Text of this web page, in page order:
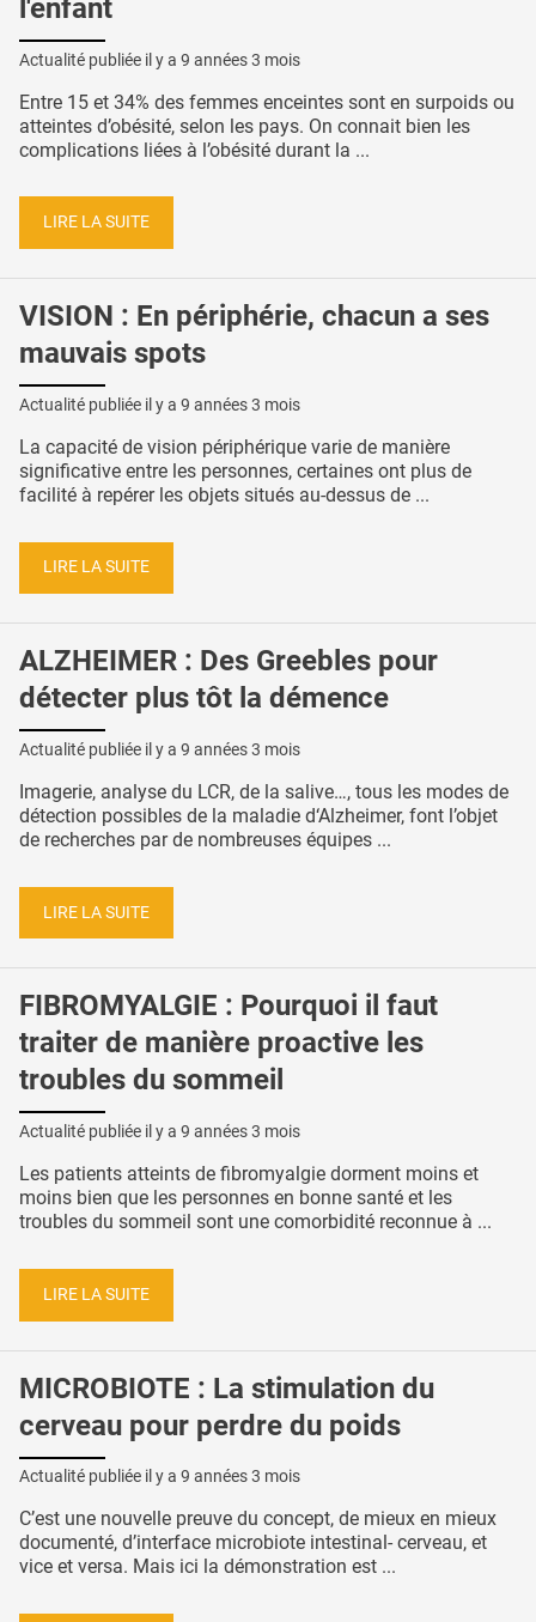
l'enfant
Actualité publiée il y a 9 années 3 mois
Entre 15 et 34% des femmes enceintes sont en surpoids ou
atteintes d’obésité, selon les pays. On connait bien les
complications liées à l’obésité durant la ...
LIRE LA SUITE
VISION : En périphérie, chacun a ses
mauvais spots
Actualité publiée il y a 9 années 3 mois
La capacité de vision périphérique varie de manière
significative entre les personnes, certaines ont plus de
facilité à repérer les objets situés au-dessus de ...
LIRE LA SUITE
ALZHEIMER : Des Greebles pour
détecter plus tôt la démence
Actualité publiée il y a 9 années 3 mois
Imagerie, analyse du LCR, de la salive…, tous les modes de
détection possibles de la maladie d‘Alzheimer, font l’objet
de recherches par de nombreuses équipes ...
LIRE LA SUITE
FIBROMYALGIE : Pourquoi il faut
traiter de manière proactive les
troubles du sommeil
Actualité publiée il y a 9 années 3 mois
Les patients atteints de fibromyalgie dorment moins et
moins bien que les personnes en bonne santé et les
troubles du sommeil sont une comorbidité reconnue à ...
LIRE LA SUITE
MICROBIOTE : La stimulation du
cerveau pour perdre du poids
Actualité publiée il y a 9 années 3 mois
C’est une nouvelle preuve du concept, de mieux en mieux
documenté, d’interface microbiote intestinal- cerveau, et
vice et versa. Mais ici la démonstration est ...